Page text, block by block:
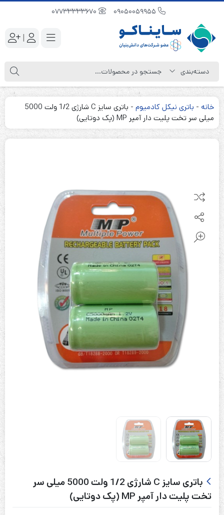
|
خانه - باتری نیکل کادمیوم -
باتری سایز C شارژی 1/2 ولت 5000
میلی سر تخت پلیت دار آمپر MP (پک دوتایی)
باتری سایز C شارژی 1/2 ولت 5000 میلی سر
تخت پلیت دار آمپر MP (پک دوتایی)